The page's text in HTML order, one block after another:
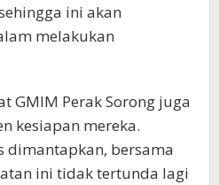
ini akan
melakukan
GMIM Perak Sorong juga
kesiapan mereka.
dimantapkan, bersama
ini tidak tertunda lagi